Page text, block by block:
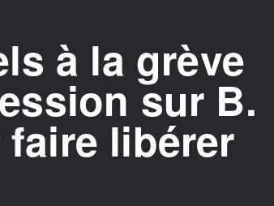
à la grève
sur B.
libérer